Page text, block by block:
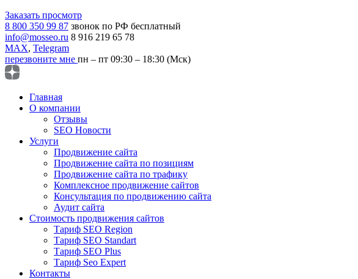
Заказать просмотр
8 800 350 99 87 звонок по РФ бесплатный
info@mosseo.ru 8 916 219 65 78
MAX, Telegram
перезвоните мне пн – пт 09:30 – 18:30 (Мск)
Главная
О компании
Отзывы
SEO Новости
Услуги
Продвижение сайта
Продвижение сайта по позициям
Продвижение сайта по трафику
Комплексное продвижение сайтов
Консультация по продвижению сайта
Аудит сайта
Стоимость продвижения сайтов
Тариф SEO Region
Тариф SEO Standart
Тариф SEO Plus
Тариф Seo Expert
Контакты